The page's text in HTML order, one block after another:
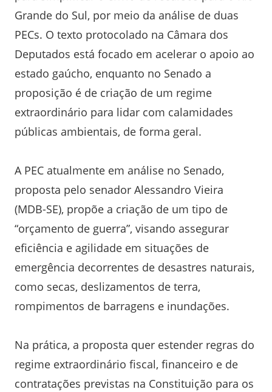
Grande do Sul, por meio da análise de duas
PECs. O texto protocolado na Câmara dos
Deputados está focado em acelerar o apoio ao
estado gaúcho, enquanto no Senado a
proposição é de criação de um regime
extraordinário para lidar com calamidades
públicas ambientais, de forma geral.
A PEC atualmente em análise no Senado,
proposta pelo senador Alessandro Vieira
(MDB-SE), propõe a criação de um tipo de
“orçamento de guerra”, visando assegurar
eficiência e agilidade em situações de
emergência decorrentes de desastres naturais,
como secas, deslizamentos de terra,
rompimentos de barragens e inundações.
Na prática, a proposta quer estender regras do
regime extraordinário fiscal, financeiro e de
contratações previstas na Constituição para os